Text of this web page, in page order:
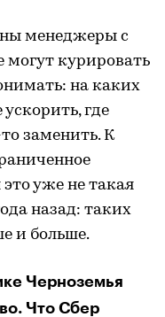
менеджеры с
курировать
на каких
где
заменить. К
уже не такая
назад: таких
и больше.
Черноземья
Что Сбер